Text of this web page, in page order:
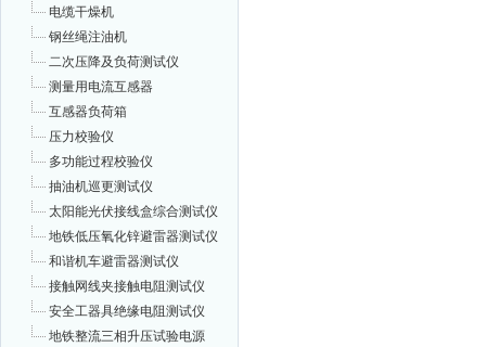
电缆干燥机
钢丝绳注油机
二次压降及负荷测试仪
测量用电流互感器
互感器负荷箱
压力校验仪
多功能过程校验仪
抽油机巡更测试仪
太阳能光伏接线盒综合测试仪
地铁低压氧化锌避雷器测试仪
和谐机车避雷器测试仪
接触网线夹接触电阻测试仪
安全工器具绝缘电阻测试仪
地铁整流三相升压试验电源